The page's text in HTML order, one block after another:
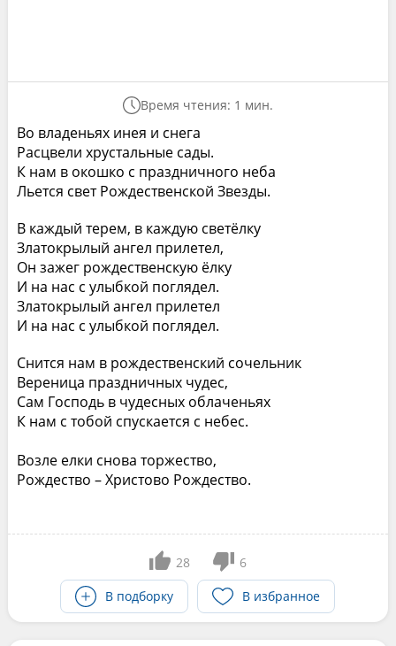
Время чтения: 1 мин.
Во владеньях инея и снега
Расцвели хрустальные сады.
К нам в окошко с праздничного неба
Льется свет Рождественской Звезды.
В каждый терем, в каждую светёлку
Златокрылый ангел прилетел,
Он зажег рождественскую ёлку
И на нас с улыбкой поглядел.
Златокрылый ангел прилетел
И на нас с улыбкой поглядел.
Снится нам в рождественский сочельник
Вереница праздничных чудес,
Сам Господь в чудесных облаченьях
К нам с тобой спускается с небес.
Возле елки снова торжество,
Рождество – Христово Рождество.
28
6
В подборку
В избранное